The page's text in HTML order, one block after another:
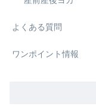
よくある質問
ワンポイント情報